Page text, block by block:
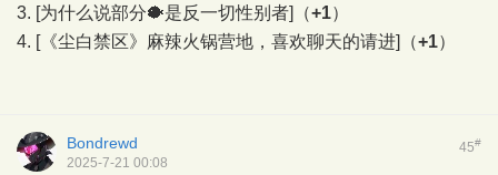
3. [为什么说部分🐡是反一切性别者] （+1）
4. [《尘白禁区》麻辣火锅营地，喜欢聊天的请进] （+1）
45#
Bondrewd
2025-7-21 00:08